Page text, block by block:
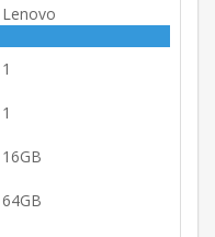
Lenovo
1
1
16GB
64GB